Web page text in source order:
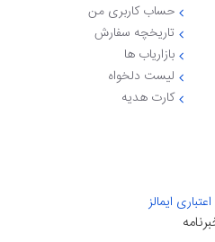
حساب کاربری من
تاریخچه سفارش
بازاریاب ها
لیست دلخواه
کارت هدیه